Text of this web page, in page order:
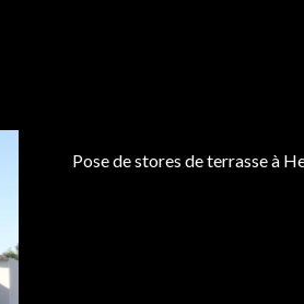
Pose de stores de terrasse à